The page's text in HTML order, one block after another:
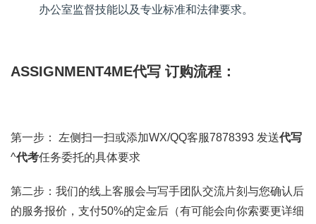
办公室监督技能以及专业标准和法律要求。
ASSIGNMENT4ME代写 订购流程：
第一步： 左侧扫一扫或添加WX/QQ客服7878393 发送代写
^代考任务委托的具体要求
第二步：我们的线上客服会与写手团队交流片刻与您确认后
的服务报价，支付50%的定金后（有可能会向你索要更详细